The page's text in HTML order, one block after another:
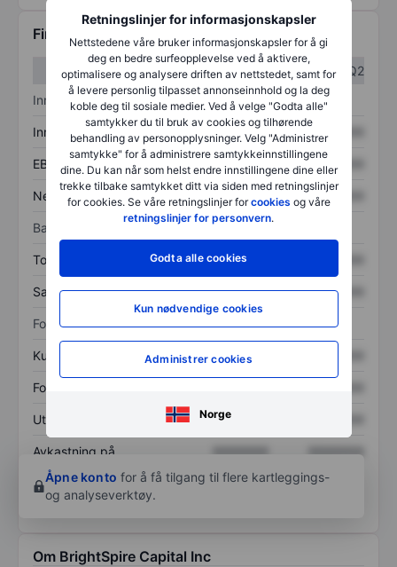
Retningslinjer for informasjonskapsler
Nettstedene våre bruker informasjonskapsler for å gi
deg en bedre surfeopplevelse ved å aktivere,
optimalisere og analysere driften av nettstedet, samt for
å levere personlig tilpasset annonseinnhold og la deg
koble deg til sosiale medier. Ved å velge "Godta alle"
samtykker du til bruk av cookies og tilhørende
behandling av personopplysninger. Velg "Administrer
samtykke" for å administrere samtykkeinnstillingene
dine. Du kan når som helst endre innstillingene dine eller
trekke tilbake samtykket ditt via siden med retningslinjer
for cookies. Se våre retningslinjer forcookies og våre
retningslinjer for personvern.
Godta alle cookies
Kun nødvendige cookies
Administrer cookies
Norge
Finansiell informasjon
Q1
Q2
Inntektsoversikt
Inntekter XXXXXXX XXXXXXX
EBITDA XXXXXXX XXXXXXX
Nettoinntekt XXXXXXX XXXXXXX
Balanse
Totale eiendeler XXXXXXX
Samlet gjeld XXXXXXX XXXXXXX
Forholdstall
Kurs/salg XXXXXXX
Fortjeneste per aksje
Utbytte per aksje XXXXXXX
Avkastning på
egenkapital
XXXXXXX
XXXXXXX
Åpne konto for å få tilgang til flere kartleggings-
og analyseverktøy.
Om BrightSpire Capital Inc